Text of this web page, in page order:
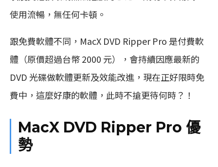
使用流暢，無任何卡頓。
跟免費軟體不同，MacX DVD Ripper Pro 是付費軟
體（原價超過台幣 2000 元），會持續因應最新的
DVD 光碟做軟體更新及效能改進，現在正好限時免
費中，這麼好康的軟體，此時不搶更待何時？！
MacX DVD Ripper Pro 優
勢